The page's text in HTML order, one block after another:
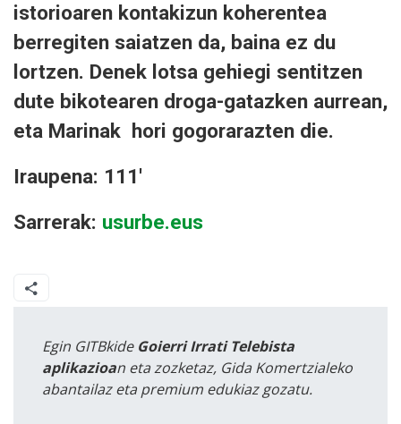
istorioaren kontakizun koherentea
berregiten saiatzen da, baina ez du
lortzen. Denek lotsa gehiegi sentitzen
dute bikotearen droga-gatazken aurrean,
eta Marinak hori gogorarazten die.
Iraupena: 111'
Sarrerak: usurbe.eus
Egin GITBkide Goierri Irrati Telebista
aplikazioan eta zozketaz, Gida Komertzialeko
abantailaz eta premium edukiaz gozatu.